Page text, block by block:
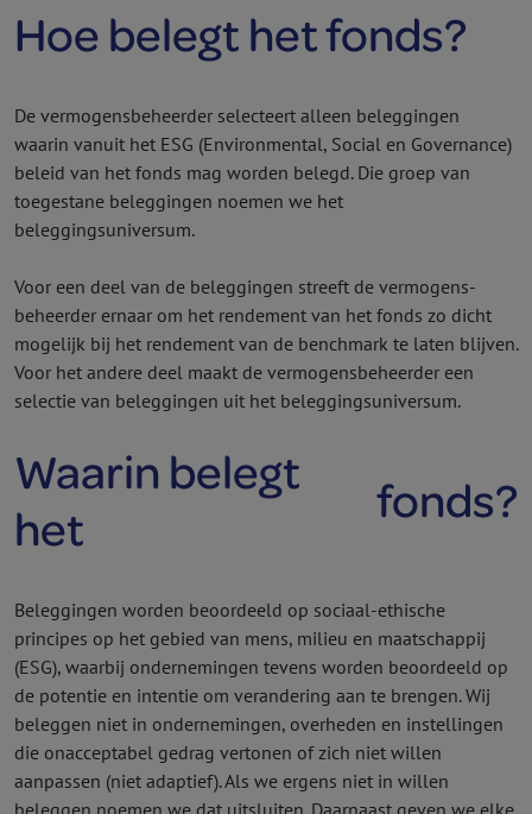
Hoe belegt het fonds?
De vermogens­beheerder selecteert alleen beleggingen
waarin vanuit het ESG (Environmental, Social en Governance)
beleid van het fonds mag worden belegd. Die groep van
toegestane beleggingen noemen we het
beleggingsuniversum.
Voor een deel van de beleggingen streeft de vermogens­
beheerder ernaar om het rendement van het fonds zo dicht
mogelijk bij het rendement van de benchmark te laten blijven.
Voor het andere deel maakt de vermogens­beheerder een
selectie van beleggingen uit het beleggingsuniversum.
Waarin belegt
het
fonds?
Beleggingen worden beoordeeld op sociaal-ethische
principes op het gebied van mens, milieu en maatschappij
(ESG), waarbij ondernemingen tevens worden beoordeeld op
de potentie en intentie om verandering aan te brengen. Wij
beleggen niet in ondernemingen, overheden en instellingen
die onacceptabel gedrag vertonen of zich niet willen
aanpassen (niet adaptief). Als we ergens niet in willen
beleggen noemen we dat uitsluiten. Daarnaast geven we elke